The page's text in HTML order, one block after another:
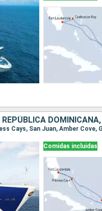
Cays, San Juan, Amber Cove,
Comidas incluidas